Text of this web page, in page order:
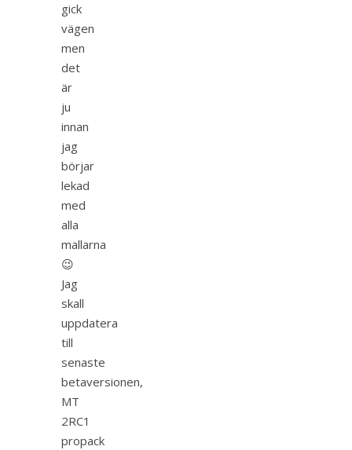
gick
vägen
men
det
är
ju
innan
jag
börjar
lekad
med
alla
mallarna
😉
Jag
skall
uppdatera
till
senaste
betaversionen,
MT
2RC1
propack